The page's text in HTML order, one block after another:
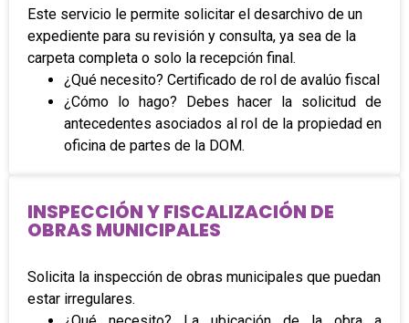
Este servicio le permite solicitar el desarchivo de un
expediente para su revisión y consulta, ya sea de la
carpeta completa o solo la recepción final.
¿Qué necesito? Certificado de rol de avalúo fiscal
¿Cómo lo hago? Debes hacer la solicitud de
antecedentes asociados al rol de la propiedad en
oficina de partes de la DOM.
INSPECCIÓN Y FISCALIZACIÓN DE
OBRAS MUNICIPALES
Solicita la inspección de obras municipales que puedan
estar irregulares.